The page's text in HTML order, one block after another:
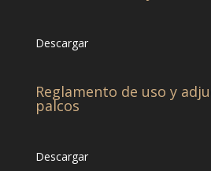
Descargar
Reglamento de uso y
palcos
Descargar